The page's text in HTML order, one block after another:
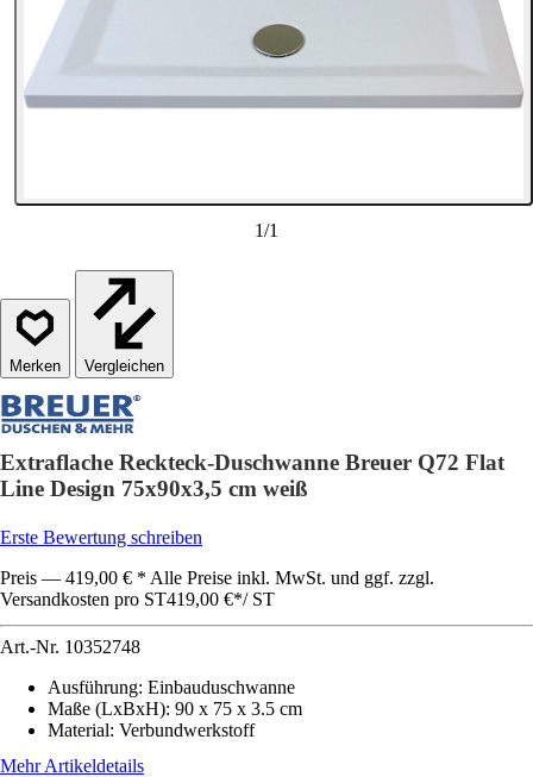
1/1
Vergleichen
Extraflache Reckteck-Duschwanne Breuer Q72 Flat
Line Design 75x90x3,5 cm weiß
Erste Bewertung schreiben
Preis — 419,00 € * Alle Preise inkl. MwSt. und ggf. zzgl.
Versandkosten pro ST419,00 €*/ ST
Art.-Nr. 10352748
Ausführung: Einbauduschwanne
Maße (LxBxH): 90 x 75 x 3.5 cm
Material: Verbundwerkstoff
Mehr Artikeldetails